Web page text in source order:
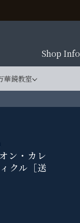
Shop Info
華鏡教室
ン・カレ
クル［送